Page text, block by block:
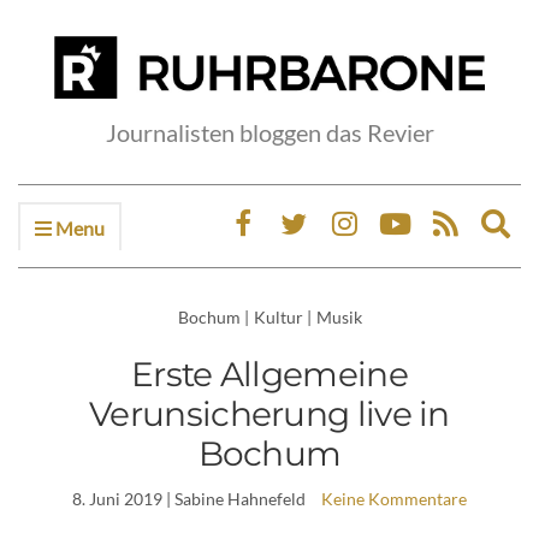
Journalisten bloggen das Revier
Menu
Bochum | Kultur | Musik
Erste Allgemeine
Verunsicherung live in
Bochum
8. Juni 2019 | Sabine Hahnefeld Keine Kommentare